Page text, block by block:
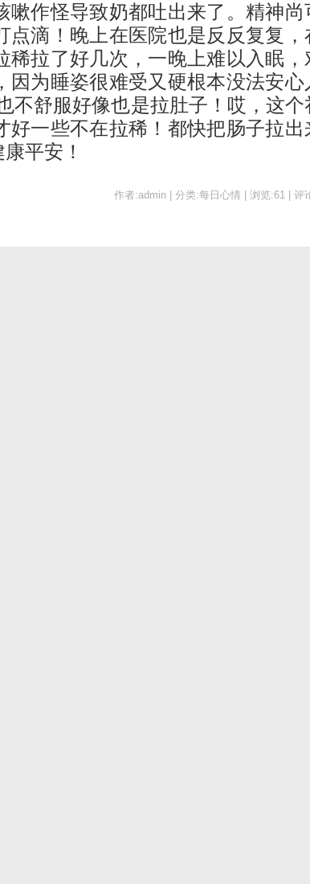
作怪导致奶都吐出来了。精神尚
滴！晚上在医院也是反反复复，
拉了好几次，一晚上难以入眠，
为睡姿很难受又硬根本没法安心
不舒服好像也是拉肚子！哎，这个
一些不在拉稀！都快把肠子拉出
平安！
作者:admin | 分类:每日心情 | 浏览:61 | 评